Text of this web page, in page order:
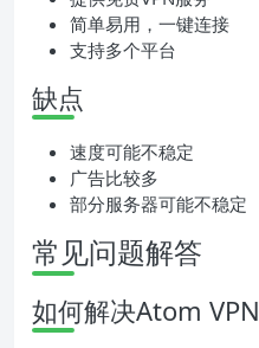
简单易用，一键连接
支持多个平台
缺点
速度可能不稳定
广告比较多
部分服务器可能不稳定
常见问题解答
如何解决Atom